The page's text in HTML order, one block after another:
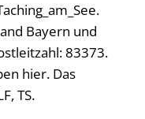
Bayern und
83373.
hier. Das
TS.